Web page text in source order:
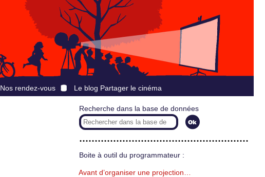
Nos rendez-vous Le blog Partager le cinéma
Recherche dans la base de données
Boite à outil du programmateur :
Avant d’organiser une projection…